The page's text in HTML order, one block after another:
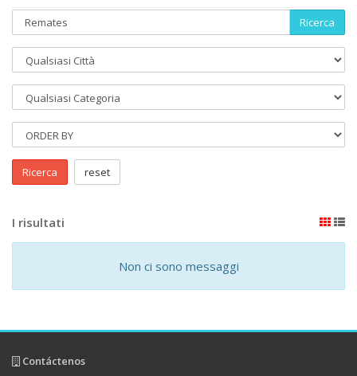
Ricerca
Ricerca reset
I risultati
Non ci sono messaggi
Contáctenos